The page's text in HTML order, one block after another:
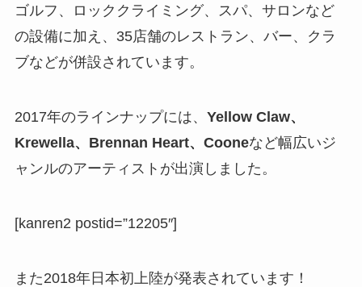
ゴルフ、ロッククライミング、スパ、サロンなど
の設備に加え、35店舗のレストラン、バー、クラ
ブなどが併設されています。
2017年のラインナップには、 Yellow Claw、
Krewella​、Brennan Heart、Cooneなど幅広いジ
ャンルのアーティストが出演しました。
[kanren2 postid=”12205″]
また2018年日本初上陸が発表されています！